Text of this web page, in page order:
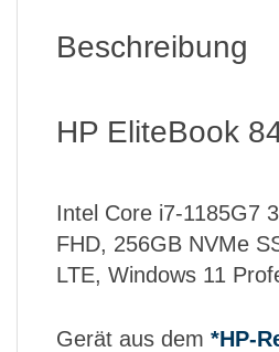
Beschreibung
HP EliteBook
Intel Core i7-1185G7
FHD, 256GB NVMe
LTE, Windows 11
Gerät aus dem *HP-